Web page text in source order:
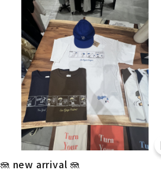
🪼 new arrival 🪼